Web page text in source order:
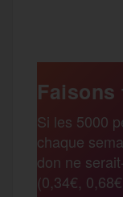
b
o
r
t
Faisons
Si les 5000
chaque
don ne
(0,34€,